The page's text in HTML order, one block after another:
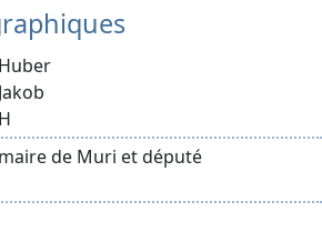
Huber
Jakob
H
maire de Muri et député